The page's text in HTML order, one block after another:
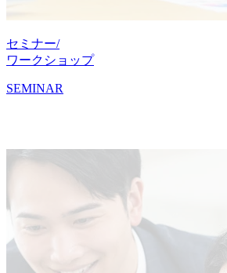
セミナー/
ワークショップ
SEMINAR